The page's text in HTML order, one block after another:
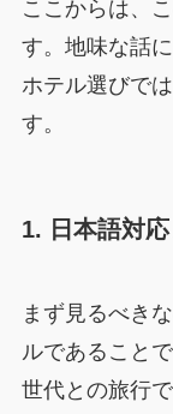
ここからは、
す。地味な話
ホテル選びで
す。
1. 日本語対
まず見るべき
ルであること
世代との旅行で